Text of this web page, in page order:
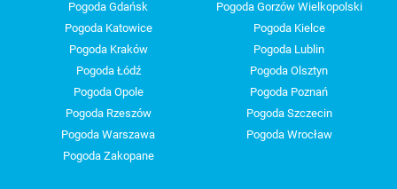
Pogoda Gdańsk
Pogoda Gorzów Wielkopolski
Pogoda Katowice
Pogoda Kielce
Pogoda Kraków
Pogoda Lublin
Pogoda Łódź
Pogoda Olsztyn
Pogoda Opole
Pogoda Poznań
Pogoda Rzeszów
Pogoda Szczecin
Pogoda Warszawa
Pogoda Wrocław
Pogoda Zakopane